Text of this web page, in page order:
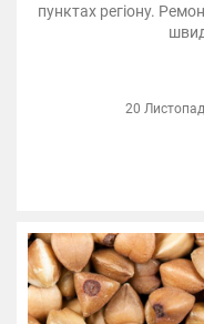
пунктах регіону.
20